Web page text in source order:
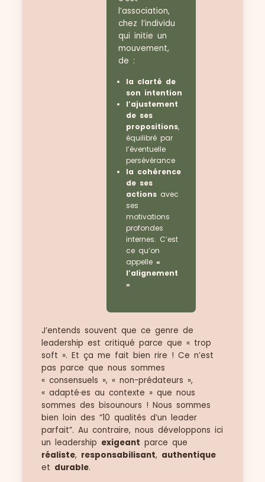
l’association,
chez l’individu
qui initie un
mouvement,
de :
la clarté de
son intention
l’ajustement
de ses
propositions,
équilibré par
l’éventuelle
persévérance
la cohérence
de ses
actions avec
ses
motivations
profondes
internes. C’est
ce qu’on
appelle«
l’alignement
»
J’entends souvent que ce genre de
leadership est critiqué parce que « trop
soft ». Et ça me fait bien rire ! Ce n’est
pas parce que nous sommes
« consensuels », « non-prédateurs »,
« adapté·es au contexte » que nous
sommes des bisounours ! Nous sommes
bien loin des “10 qualités d’un leader
parfait”. Au contraire, nous développons ici
un leadership exigeant parce que
réaliste, responsabilisant, authentique
et durable.